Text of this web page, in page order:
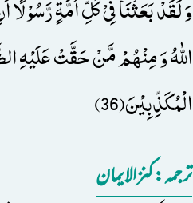
الْمُكَذِّبِیْنَ(36)
ترجمہ: کنزالایمان